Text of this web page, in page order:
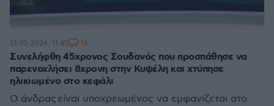
Συνελήφθη 45χρονος Σουδανός που προσπάθησε να
παρενοχλήσει 8χρονη στην Κυψέλη και χτύπησε
ηλικιωμένο στο κεφάλι
Ο άνδρας είναι υποχρεωμένος να εμφανίζεται στο
13.05.2026, 11:45 16